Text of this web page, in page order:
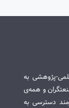
پژوهشی به
و همه‌ی
دسترسی به